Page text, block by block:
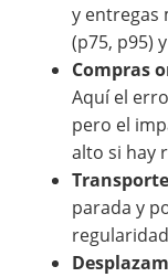
y entregas
(p75, p95)
Compras
Aquí el
pero el
alto si hay
parada y